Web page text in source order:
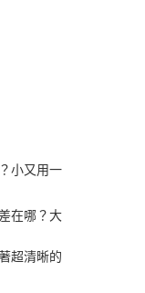
小又用一
在哪？大
超清晰的